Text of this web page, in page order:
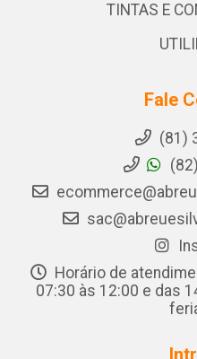
TINTAS E
Fale
(81)
Horário de
07:30 às 12:00 e das